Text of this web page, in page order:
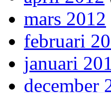
mars 2012
februari
januari
december